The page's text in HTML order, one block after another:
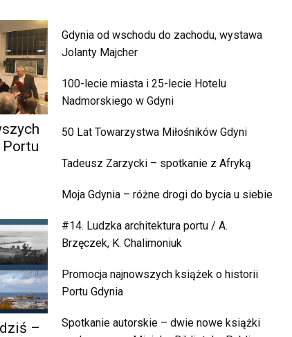
–
Gdynia od wschodu do zachodu, wystawa
Jolanty Majcher
100-lecie miasta i 25-lecie Hotelu
Nadmorskiego w Gdyni
50 Lat Towarzystwa Miłośników Gdyni
Tadeusz Zarzycki – spotkanie z Afryką
Moja Gdynia – różne drogi do bycia u siebie
#14. Ludzka architektura portu / A.
Brzęczek, K. Chalimoniuk
Promocja najnowszych książek o historii
Portu Gdynia
Spotkanie autorskie – dwie nowe książki